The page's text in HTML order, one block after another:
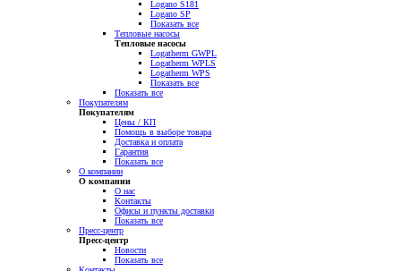
Logano S181
Logano SP
Показать все
Тепловые насосы
Тепловые насосы
Logatherm GWPL
Logatherm WPLS
Logatherm WPS
Показать все
Показать все
Покупателям
Покупателям
Цены / КП
Помощь в выборе товара
Доставка и оплата
Гарантия
Показать все
О компании
О компании
О нас
Контакты
Офисы и пункты доставки
Показать все
Пресс-центр
Пресс-центр
Новости
Показать все